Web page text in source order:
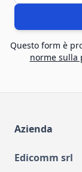
Questo form è
norme sulla
Azienda
Edicomm srl